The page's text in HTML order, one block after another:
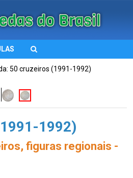
50 cruzeiros (1991-1992)
1992)
figuras regionais -